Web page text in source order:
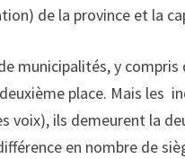
de la province et la
municipalités, y
place. Mais les
voix), ils demeurent la
en nombre de